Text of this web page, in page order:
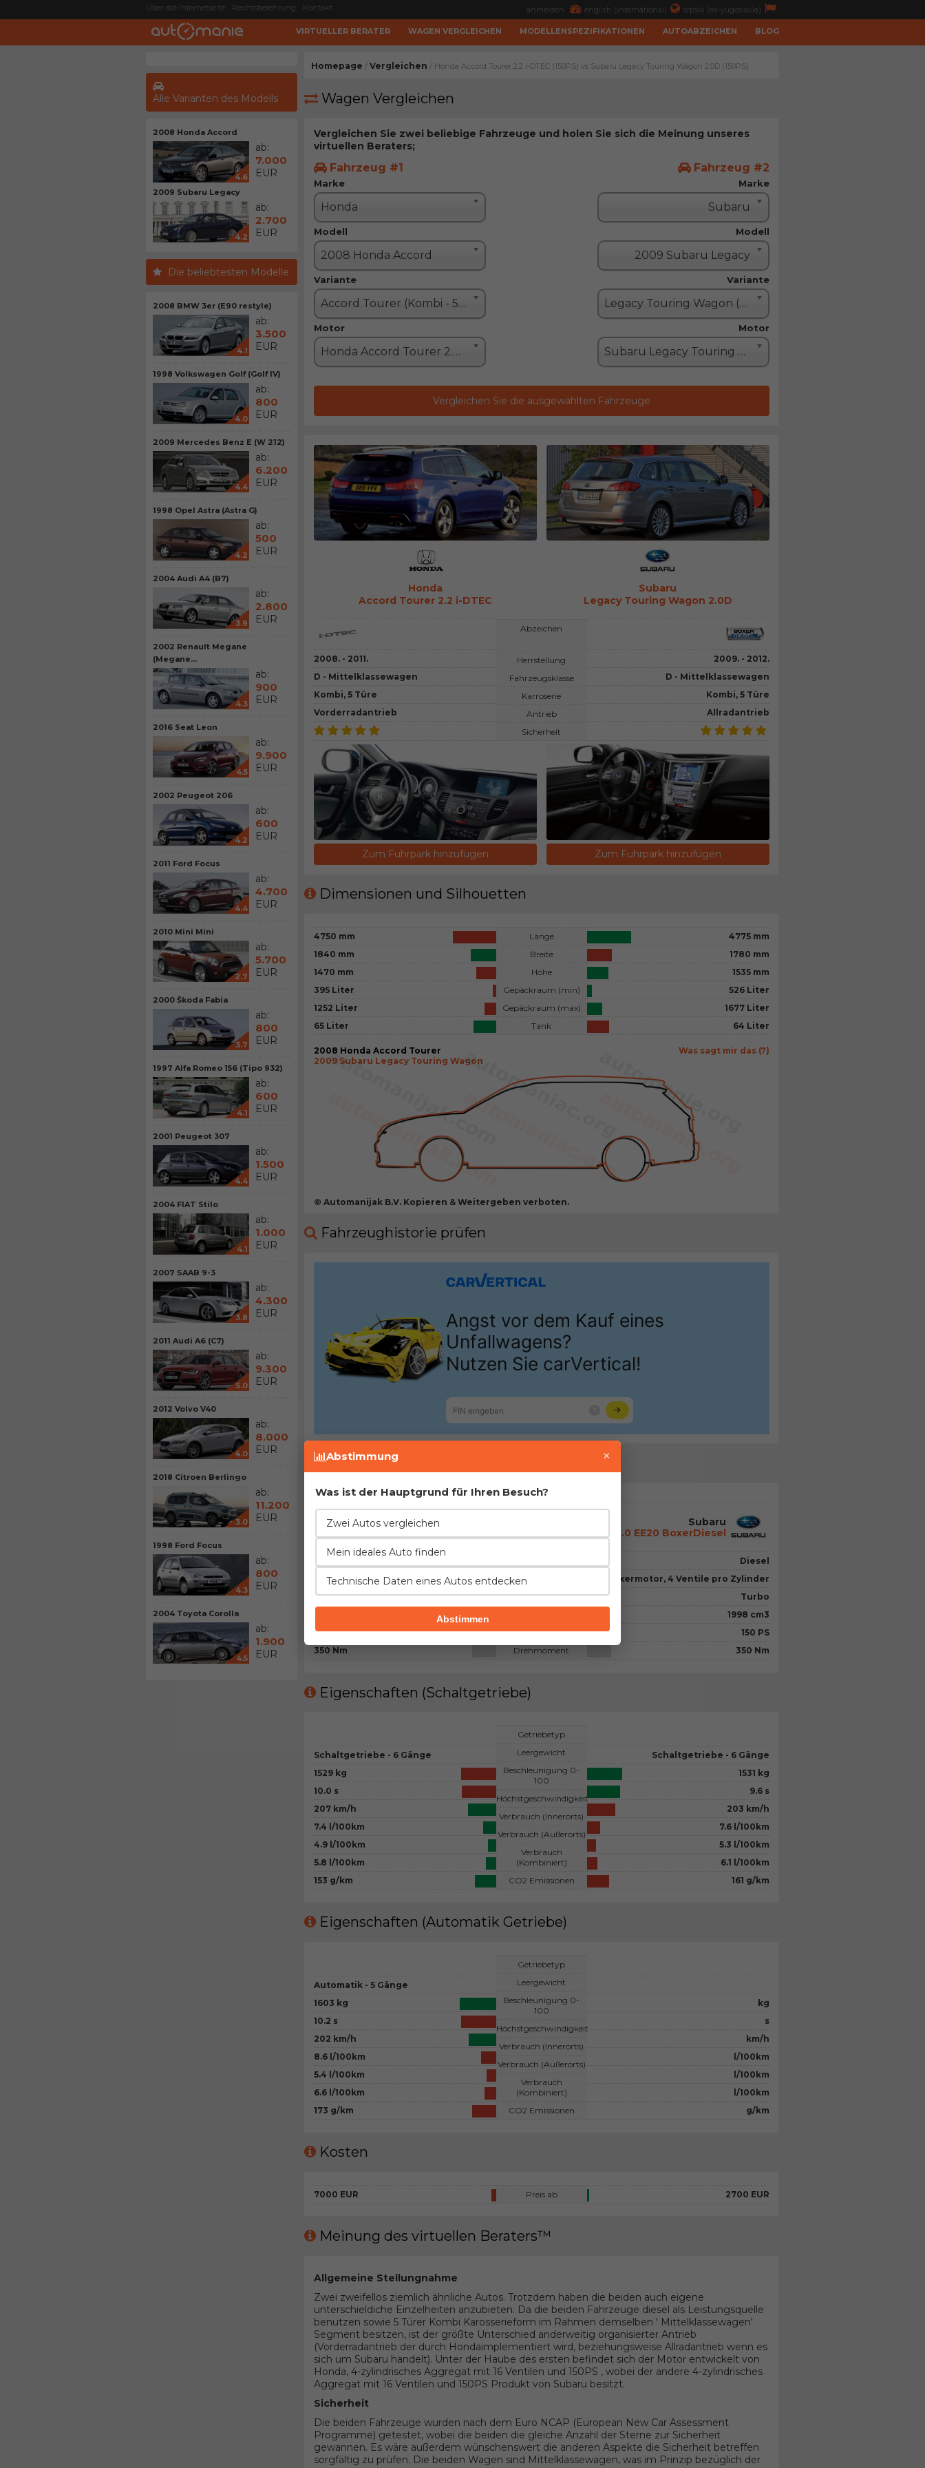
Über die Internetseite Rechtsbelehrung Kontakt anmelden english (international) srpski (ex-yugoslavia)
VIRTUELLER BERATER WAGEN VERGLEICHEN MODELLENSPEZIFIKATIONEN AUTOABZEICHEN BLOG
Alle Varianten des Modells
2008 Honda Accord
4.6
ab:
7.000
EUR
2009 Subaru Legacy
4.2
ab:
2.700
EUR
Die beliebtesten Modelle
2008 BMW 3er (E90 restyle)
4.1
ab:
3.500
EUR
1998 Volkswagen Golf (Golf IV)
4.0
ab:
800
EUR
2009 Mercedes Benz E (W 212)
4.4
ab:
6.200
EUR
1998 Opel Astra (Astra G)
4.2
ab:
500
EUR
2004 Audi A4 (B7)
3.9
ab:
2.800
EUR
2002 Renault Megane
(Megane...
4.3
ab:
900
EUR
2016 Seat Leon
4.5
ab:
9.900
EUR
2002 Peugeot 206
4.2
ab:
600
EUR
2011 Ford Focus
4.4
ab:
4.700
EUR
2010 Mini Mini
2.7
ab:
5.700
EUR
2000 Škoda Fabia
3.7
ab:
800
EUR
1997 Alfa Romeo 156 (Tipo 932)
4.1
ab:
600
EUR
2001 Peugeot 307
4.4
ab:
1.500
EUR
2004 FIAT Stilo
4.1
ab:
1.000
EUR
2007 SAAB 9-3
3.8
ab:
4.300
EUR
2011 Audi A6 (C7)
5.0
ab:
9.300
EUR
2012 Volvo V40
4.0
ab:
8.000
EUR
2018 Citroen Berlingo
3.0
ab:
11.200
EUR
1998 Ford Focus
4.3
ab:
800
EUR
2004 Toyota Corolla
4.5
ab:
1.900
EUR
Homepage / Vergleichen / Honda Accord Tourer 2.2 i-DTEC (150PS) vs Subaru Legacy Touring Wagon 2.0D (150PS)
Wagen Vergleichen
Vergleichen Sie zwei beliebige Fahrzeuge und holen Sie sich die Meinung unseres
virtuellen Beraters;
Fahrzeug #1
Marke
Honda
Modell
2008 Honda Accord
Variante
Accord Tourer (Kombi - 5 Türe)
Motor
Honda Accord Tourer 2.2 i-DTEC (150PS)
Fahrzeug #2
Marke
Subaru
Modell
2009 Subaru Legacy
Variante
Legacy Touring Wagon (Kombi - 5 Türe)
Motor
Subaru Legacy Touring Wagon 2.0D (150PS)
Vergleichen Sie die ausgewählten Fahrzeuge
Honda
Accord Tourer 2.2 i-DTEC
Subaru
Legacy Touring Wagon 2.0D
2008. - 2011.
D - Mittelklassewagen
Kombi, 5 Türe
Vorderradantrieb
Abzeichen
Herrstellung
Fahrzeugsklasse
Karroserie
Antrieb
Sicherheit
2009. - 2012.
D - Mittelklassewagen
Kombi, 5 Türe
Allradantrieb
Zum Fuhrpark hinzufügen Zum Fuhrpark hinzufügen
Dimensionen und Silhouetten
4750 mm
1840 mm
1470 mm
395 Liter
1252 Liter
65 Liter
Länge
Breite
Höhe
Gepäckraum (min)
Gepäckraum (max)
Tank
4775 mm
1780 mm
1535 mm
526 Liter
1677 Liter
64 Liter
Was sagt mir das (?)
2008 Honda Accord Tourer
2009 Subaru Legacy Touring Wagon
© Automanijak B.V. Kopieren & Weitergeben verboten.
Fahrzeughistorie prüfen
Motor
Honda
2.2 N22B
Diesel
4 - Reihenmotor, 4 Ventile pro
Zylinder
Turbo
150 PS
350 Nm
Konfiguration
Lufteinfluss
Leistung
Drehmoment
Subaru
2.0 EE20 BoxerDiesel
Diesel
4 - Boxermotor, 4 Ventile pro Zylinder
Turbo
1998 cm3
150 PS
350 Nm
Eigenschaften (Schaltgetriebe)
Schaltgetriebe - 6 Gänge
1529 kg
10.0 s
207 km/h
7.4 l/100km
4.9 l/100km
5.8 l/100km
153 g/km
Getriebetyp
Leergewicht
Beschleunigung 0-
100
Höchstgeschwindigkeit
Verbrauch (Innerorts)
Verbrauch (Außerorts)
Verbrauch
(Kombiniert)
CO2 Emissionen
Schaltgetriebe - 6 Gänge
1531 kg
9.6 s
203 km/h
7.6 l/100km
5.3 l/100km
6.1 l/100km
161 g/km
Eigenschaften (Automatik Getriebe)
Automatik - 5 Gänge
1603 kg
10.2 s
202 km/h
8.6 l/100km
5.4 l/100km
6.6 l/100km
173 g/km
Getriebetyp
Leergewicht
Beschleunigung 0-
100
Höchstgeschwindigkeit
Verbrauch (Innerorts)
Verbrauch (Außerorts)
Verbrauch
(Kombiniert)
CO2 Emissionen
kg
s
km/h
l/100km
l/100km
l/100km
g/km
Kosten
7000 EUR Preis ab 2700 EUR
Meinung des virtuellen Beraters™
Allgemeine Stellungnahme
Zwei zweifellos ziemlich ähnliche Autos. Trotzdem haben die beiden auch eigene
unterschieldiche Einzelheiten anzubieten. Da die beiden Fahrzeuge diesel als Leistungsquelle
benutzen sowie 5 Türer Kombi Karosserieform im Rahmen demselben ' Mittelklassewagen'
Segment besitzen, ist der größte Unterschied anderweitig organisierter Antrieb
(Vorderradantrieb der durch Hondaimplementiert wird, beziehungsweise Allradantrieb wenn es
sich um Subaru handelt). Unter der Haube des ersten befindet sich der Motor entwickelt von
Honda, 4-zylindrisches Aggregat mit 16 Ventilen und 150PS , wobei der andere 4-zylindrisches
Aggregat mit 16 Ventilen und 150PS Produkt von Subaru besitzt.
Sicherheit
Die beiden Fahrzeuge wurden nach dem Euro NCAP (European New Car Assessment
Programme) getestet, wobei die beiden die gleiche Anzahl der Sterne zur Sicherheit
gewannen. Es wäre außerdem wünschenswert die anderen Aspekte die Sicherheit betreffen
sorgfältig zu prüfen. Die beiden Wagen sind Mittelklassewagen, was im Prinzip bezüglich der
Abstimmung ×
Was ist der Hauptgrund für Ihren Besuch?
Zwei Autos vergleichen
Mein ideales Auto finden
Technische Daten eines Autos entdecken
Abstimmen